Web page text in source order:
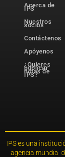
Acerca de
IPS
Nuestros
socios
Contáctenos
Apóyenos
¿Quieres
publicar
notas de
IPS?
IPS es una
agencia mundial